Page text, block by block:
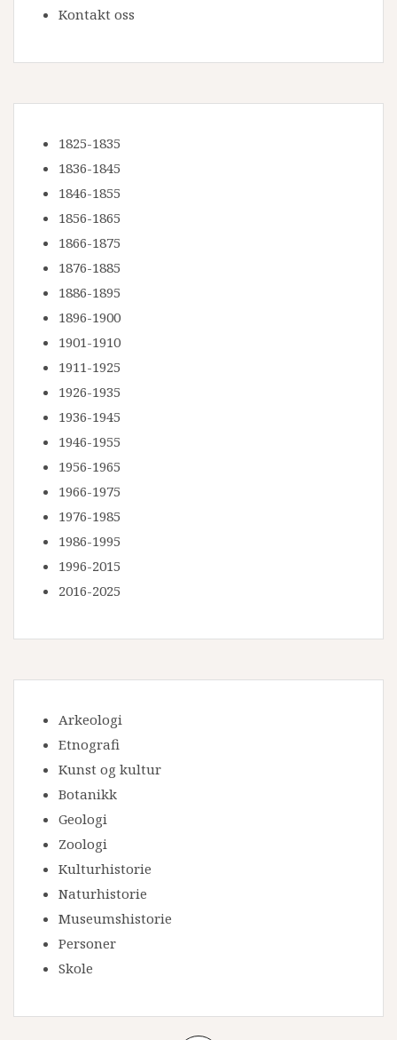
Kontakt oss
1825-1835
1836-1845
1846-1855
1856-1865
1866-1875
1876-1885
1886-1895
1896-1900
1901-1910
1911-1925
1926-1935
1936-1945
1946-1955
1956-1965
1966-1975
1976-1985
1986-1995
1996-2015
2016-2025
Arkeologi
Etnografi
Kunst og kultur
Botanikk
Geologi
Zoologi
Kulturhistorie
Naturhistorie
Museumshistorie
Personer
Skole